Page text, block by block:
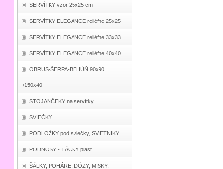
SERVÍTKY vzor 25x25 cm
SERVÍTKY ELEGANCE reliéfne 25x25
SERVÍTKY ELEGANCE reliéfne 33x33
SERVÍTKY ELEGANCE reliéfne 40x40
OBRUS-ŠERPA-BEHÚŇ 90x90
+150x40
STOJANČEKY na servítky
SVIEČKY
PODLOŽKY pod sviečky, SVIETNIKY
PODNOSY - TÁCKY plast
ŠÁLKY, POHÁRE, DÓZY, MISKY,